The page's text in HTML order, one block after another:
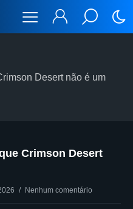
Desert não é um
Crimson Desert
Nenhum comentário